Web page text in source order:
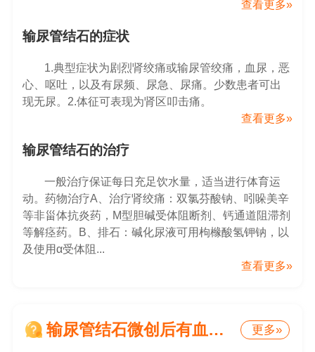
查看更多»
输尿管结石的症状
1.典型症状为剧烈肾绞痛或输尿管绞痛，血尿，恶
心、呕吐，以及有尿频、尿急、尿痛。少数患者可出
现无尿。2.体征可表现为肾区叩击痛。
查看更多»
输尿管结石的治疗
一般治疗保证每日充足饮水量，适当进行体育运
动。药物治疗A、治疗肾绞痛：双氯芬酸钠、吲哚美辛
等非甾体抗炎药，M型胆碱受体阻断剂、钙通道阻滞剂
等解痉药。B、排石：碱化尿液可用枸橼酸氢钾钠，以
及使用α受体阻...
查看更多»
输尿管结石微创后有血尿血块如何护理 更多»